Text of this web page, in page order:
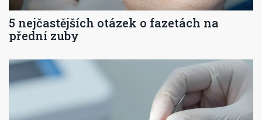
5 nejčastějších otázek o fazetách na
přední zuby